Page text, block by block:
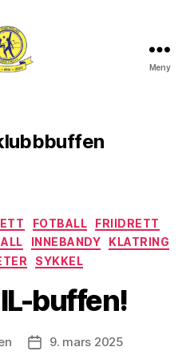
Meny
Kategorier
FOTBALL
FRIIDRETT
INNEBANDY
KLATRING
SYKKEL
buffen!
Publiseringsdato
9. mars 2025